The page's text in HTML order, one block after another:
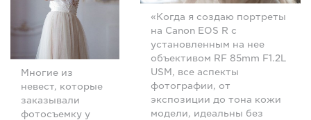
Многие из
невест, которые
заказывали
фотосъемку у
«Когда я создаю портреты
на Canon EOS R с
установленным на нее
объективом RF 85mm F1.2L
USM, все аспекты
фотографии, от
экспозиции до тона кожи
модели, идеальны без